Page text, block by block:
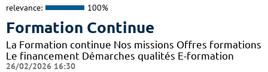
relevance: 100%
Formation Continue
La Formation continue Nos missions Offres formations
Le financement Démarches qualités E-formation
26/02/2026 16:30